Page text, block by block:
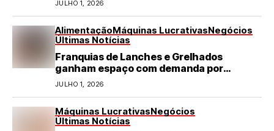
JULHO 1, 2026
AlimentaçãoMáquinas LucrativasNegócios
Últimas Notícias
Franquias de Lanches e Grelhados
ganham espaço com demanda por
refeições rápidas e de qualidade
JULHO 1, 2026
Máquinas LucrativasNegócios
Últimas Notícias